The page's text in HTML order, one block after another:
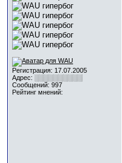
Регистрация: 17.07.2005
Адрес: ░░░░░░░░░░
Сообщений: 997
Рейтинг мнений: